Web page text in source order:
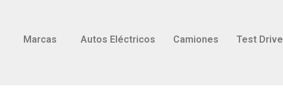
Marcas Autos Eléctricos Camiones Test Drive